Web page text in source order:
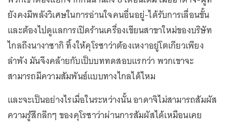
ยังคงมีพลังวิเศษในการอ่านใจคนอื่นอยู่-ได้รับการเลื่อนขั้น
และต้องไปดูแลการเปิดร้านเครื่องเขียนสาขาใหม่ของบริษัท
ไกลถึงนางาซากิ ทิ้งให้คุโรซาว่าต้องเหงาอยู่โตเกียวเพียง
ลำพัง มันจึงคล้ายกับเป็บบททดสอบแรกว่า พวกเขาจะ
สามารถมีความสัมพันธ์แบบทางไกลได้ไหม
และจะเป็นอย่างไรเมื่อในระหว่างนั้น อาดาจิไม่สามารถสัมผัส
ความรู้สึกลึกๆ ของคุโรซาว่าผ่านการสัมผัสได้เหมือนเคย